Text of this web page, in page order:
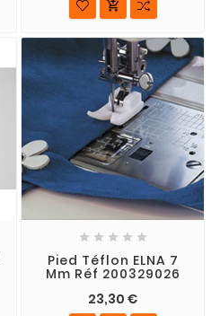

    
Pied Téflon ELNA 7
Mm Réf 200329026
23,30 €